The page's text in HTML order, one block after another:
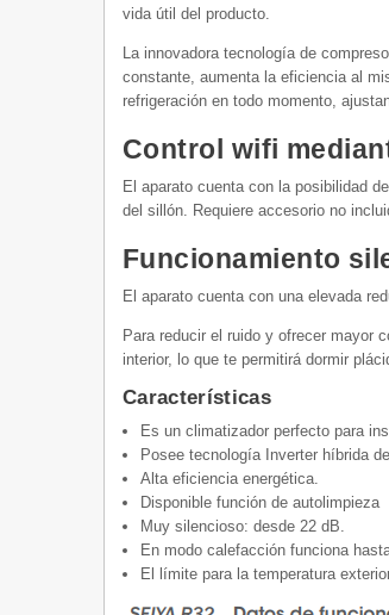
vida útil del producto.
La innovadora tecnología de
constante, aumenta la eficiencia al
refrigeración en todo momento,
Control wifi
El aparato cuenta con la posibilidad
del sillón. Requiere accesorio no
Funcionamiento
El aparato cuenta con una elevada
Para reducir el ruido y ofrecer mayor
interior, lo que te permitirá dormir
Características
Es un climatizador perfecto para
Posee tecnología Inverter híbrida
Alta eficiencia energética.
Disponible función de autolimpieza
Muy silencioso: desde 22 dB.
En modo calefacción funciona
El límite para la temperatura